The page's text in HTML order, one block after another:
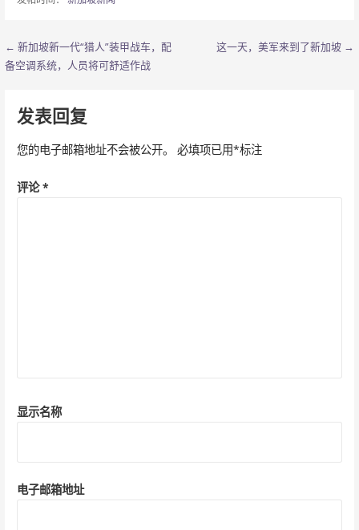
文
导
航
← 新加坡新一代“猎人”装甲战车，配
备空调系统，人员将可舒适作战
这一天，美军来到了新加坡 →
发表回复
您的电子邮箱地址不会被公开。 必填项已用*标注
评论*
显示名称
电子邮箱地址